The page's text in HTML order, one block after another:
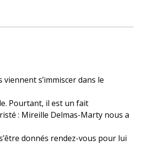
s’immiscer dans le
Pourtant, il est un fait
: Mireille Delmas-Marty nous a
donnés rendez-vous pour lui